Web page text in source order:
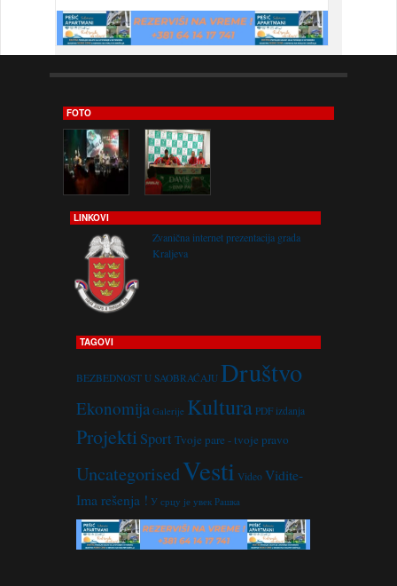
FOTO
LINKOVI
Zvanična internet prezentacija grada
Kraljeva
TAGOVI
BEZBEDNOST U SAOBRAĆAJU Društvo
Ekonomija Galerije Kultura PDF izdanja
Projekti Sport Tvoje pare - tvoje pravo
UncategorisedVesti Video Vidite-
Ima rešenja ! У срцу је увек Рашка